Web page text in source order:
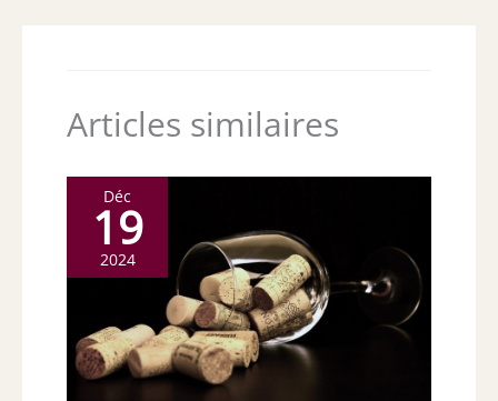
Articles similaires
Déc
19
2024